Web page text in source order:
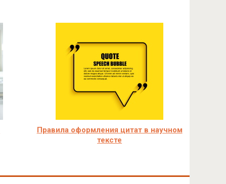
Правила оформления цитат в научном
тексте